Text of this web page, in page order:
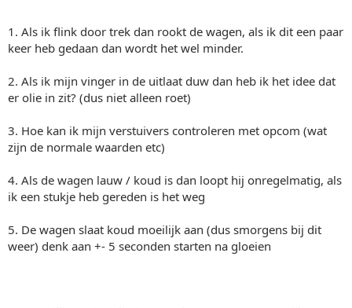
1. Als ik flink door trek dan rookt de wagen, als ik dit een paar
keer heb gedaan dan wordt het wel minder.
2. Als ik mijn vinger in de uitlaat duw dan heb ik het idee dat
er olie in zit? (dus niet alleen roet)
3. Hoe kan ik mijn verstuivers controleren met opcom (wat
zijn de normale waarden etc)
4. Als de wagen lauw / koud is dan loopt hij onregelmatig, als
ik een stukje heb gereden is het weg
5. De wagen slaat koud moeilijk aan (dus smorgens bij dit
weer) denk aan +- 5 seconden starten na gloeien